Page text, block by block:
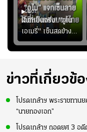
01:07
ฝันที่เป็นจริง! "อูไน
เอเมรี่" เซ็นสดข้าง
รอยสักบนแผ่นหลัง
"คุณเต๊ะ" แฟนพันธุ์
ข่าวที่เกี่ยวข้
โปรดเกล้าฯ พระราชทาน
“นายกองเอก”
โปรดเกล้าฯ ถอดยศ 3 อดี